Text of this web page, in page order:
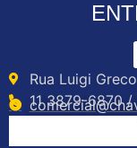
Rua Luigi
11 3879-6870